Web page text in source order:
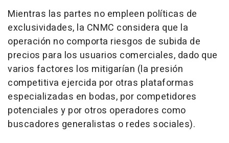
Mientras las partes no empleen políticas de
exclusividades, la CNMC considera que la
operación no comporta riesgos de subida de
precios para los usuarios comerciales, dado que
varios factores los mitigarían (la presión
competitiva ejercida por otras plataformas
especializadas en bodas, por competidores
potenciales y por otros operadores como
buscadores generalistas o redes sociales).